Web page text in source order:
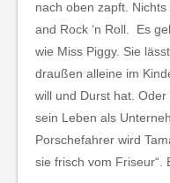
nach oben zapft.
and Rock ‘n Roll. Es
wie Miss Piggy. Sie
draußen alleine im
will und Durst hat.
sein Leben als
Porschefahrer wird
sie frisch vom Friseur“.